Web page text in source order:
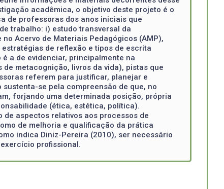
acadêmica, o objetivo deste projeto é o
de professoras dos anos iniciais que
trabalho: i) estudo transversal da
Acervo de Materiais Pedagógicos (AMP),
de reflexão e tipos de escrita
a de evidenciar, principalmente na
metacognição, livros da vida), pistas que
referem para justificar, planejar e
se pela compreensão de que, no
forjando uma determinada posição, própria
(ética, estética, política).
aspectos relativos aos processos de
de melhoria e qualificação da prática
indica Diniz-Pereira (2010), ser necessário
profissional.